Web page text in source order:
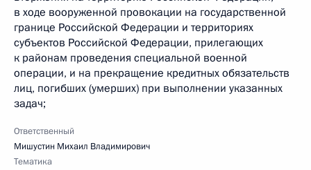
в ходе вооруженной провокации на государственной
границе Российской Федерации и территориях
субъектов Российской Федерации, прилегающих
к районам проведения специальной военной
операции, и на прекращение кредитных обязательств
лиц, погибших (умерших) при выполнении указанных
задач;
Ответственный
Мишустин Михаил Владимирович
Тематика